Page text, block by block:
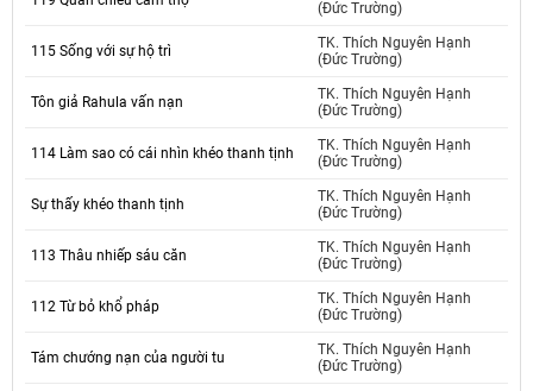
(Đức Trường)
115 Sống với sự hộ trì
TK. Thích Nguyên Hạnh
(Đức Trường)
Tôn giả Rahula vấn nạn
TK. Thích Nguyên Hạnh
(Đức Trường)
114 Làm sao có cái nhìn khéo thanh tịnh
TK. Thích Nguyên Hạnh
(Đức Trường)
Sự thấy khéo thanh tịnh
TK. Thích Nguyên Hạnh
(Đức Trường)
113 Thâu nhiếp sáu căn
TK. Thích Nguyên Hạnh
(Đức Trường)
112 Từ bỏ khổ pháp
TK. Thích Nguyên Hạnh
(Đức Trường)
Tám chướng nạn của người tu
TK. Thích Nguyên Hạnh
(Đức Trường)